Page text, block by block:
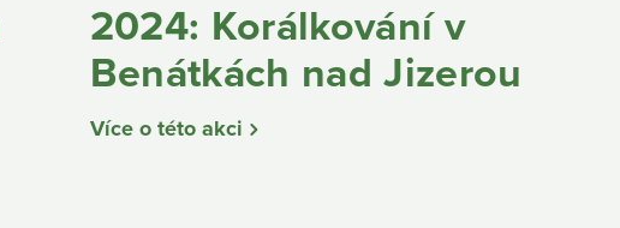
2024: Korálkování v
Benátkách nad Jizerou
Více o této akci